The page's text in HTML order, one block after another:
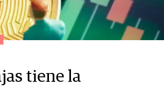
tiene la